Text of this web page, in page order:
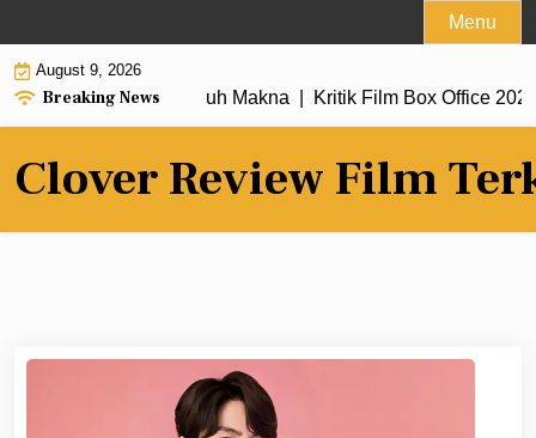
to
content
Menu
August 9, 2026
Breaking News
Cerita Penuh Makna |Kritik Film Box Office 2026
Clover Review Film